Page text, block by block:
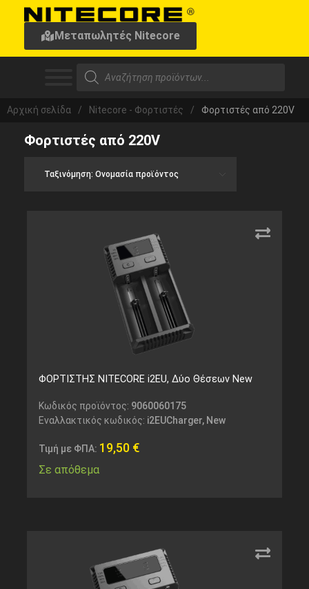
Μεταπωλητές Nitecore
Αρχική σελίδα / Nitecore - Φορτιστές / Φορτιστές από 220V
Φορτιστές από 220V
ΦΟΡΤΙΣΤΗΣ NITECORE i2EU, Δύο Θέσεων New
Κωδικός προϊόντος: 9060060175
Εναλλακτικός κωδικός: i2EUCharger, New
Τιμή με ΦΠΑ: 19,50 €
Σε απόθεμα